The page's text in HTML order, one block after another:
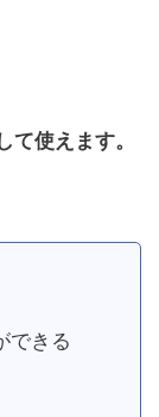
使えます。
できる